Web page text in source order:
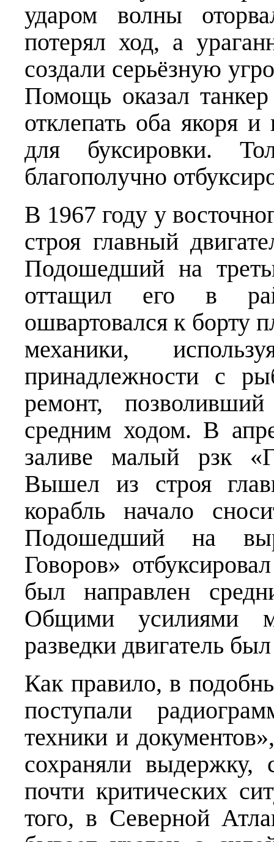
ударом волны
потерял ход, а
создали серьёзную
Помощь оказал
отклепать оба якоря и
для буксировки.
благополучно
В 1967 году у
строя главный
Подошедший на
оттащил его в
ошвартовался к борту
механики,
принадлежности с
ремонт,
средним ходом. В
заливе малый рзк
Вышел из строя
корабль начало
Подошедший на
Говоров»
был направлен
Общими усилиями
разведки двигатель
Как правило, в
поступали
техники и
сохраняли выдержку,
почти критических
того, в Северной